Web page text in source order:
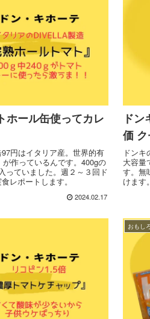
ホール缶使ってカレ
円はイタリア産。世界的有
作っているんです。400gの
っていました。週２～３回ド
レポートします。
2024.02.17
ド
価
ドン
大容量
す。無
けます
おもし